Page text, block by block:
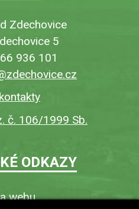
Zdechovice
5
936 101
č. 106/1999 Sb.
ODKAZY
webu